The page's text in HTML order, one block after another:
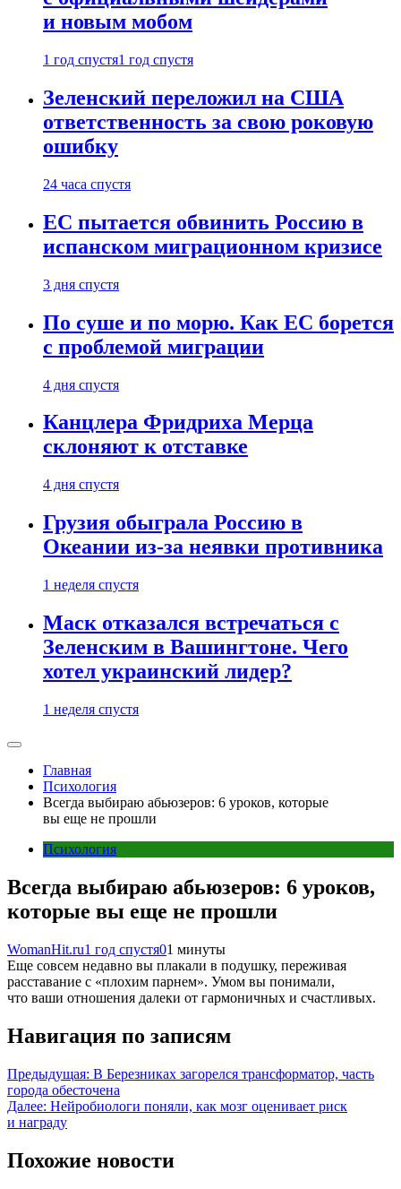
и новым мобом
1 год спустя1 год спустя
Зеленский переложил на США
ответственность за свою роковую
ошибку
24 часа спустя
ЕС пытается обвинить Россию в
испанском миграционном кризисе
3 дня спустя
По суше и по морю. Как ЕС борется
с проблемой миграции
4 дня спустя
Канцлера Фридриха Мерца
склоняют к отставке
4 дня спустя
Грузия обыграла Россию в
Океании из-за неявки противника
1 неделя спустя
Маск отказался встречаться с
Зеленским в Вашингтоне. Чего
хотел украинский лидер?
1 неделя спустя
Главная
Психология
Всегда выбираю абьюзеров: 6 уроков, которые
вы еще не прошли
Психология
Всегда выбираю абьюзеров: 6 уроков,
которые вы еще не прошли
WomanHit.ru1 год спустя01 минуты
Еще совсем недавно вы плакали в подушку, переживая
расставание с «плохим парнем». Умом вы понимали,
что ваши отношения далеки от гармоничных и счастливых.
Навигация по записям
Предыдущая: В Березниках загорелся трансформатор, часть
города обесточена
Далее: Нейробиологи поняли, как мозг оценивает риск
и награду
Похожие новости